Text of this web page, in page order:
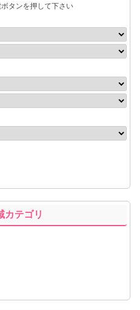
タンを押して下さい
カテゴリ